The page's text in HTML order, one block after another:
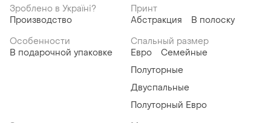
Зроблено в Україні?
Производство
Принт
Абстракция
В полоску
Особенности
В подарочной упаковке
Спальный размер
Евро
Семейные
Полуторные
Двуспальные
Полуторный Евро